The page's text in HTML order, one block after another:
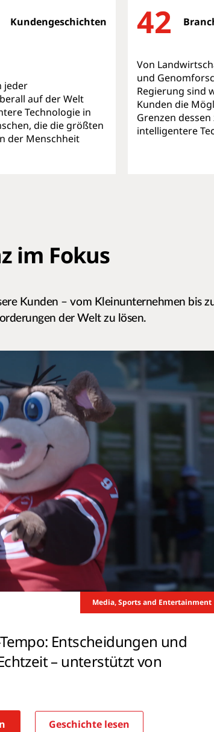
Kundengeschichten
jeder
auf der Welt
Technologie in
die die größten
der Menschheit
42
Von
und
Regierung sind
Kunden die
Grenzen
intelligentere
im Fokus
Kunden – vom Kleinunternehmen bis
der Welt zu lösen.
Media, Sports and Entertainment
Entscheidungen und
– unterstützt von
Geschichte lesen